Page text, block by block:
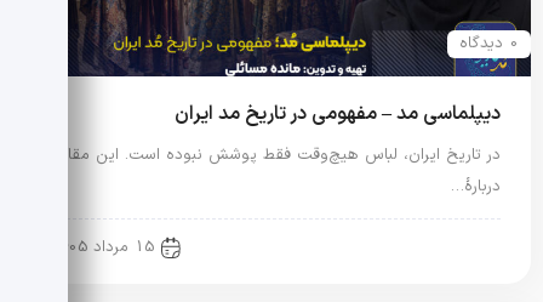
0 دیدگاه
دیپلماسی مد – مفهومی در تاریخ مد ایران
در تاریخ ایران، لباس هیچ‌وقت فقط پوشش نبوده است. این مقاله
دربارهٔ…
15 مرداد 1405